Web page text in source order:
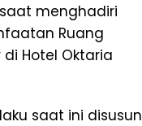
menghadiri
Ruang
Hotel Oktaria
saat ini disusun